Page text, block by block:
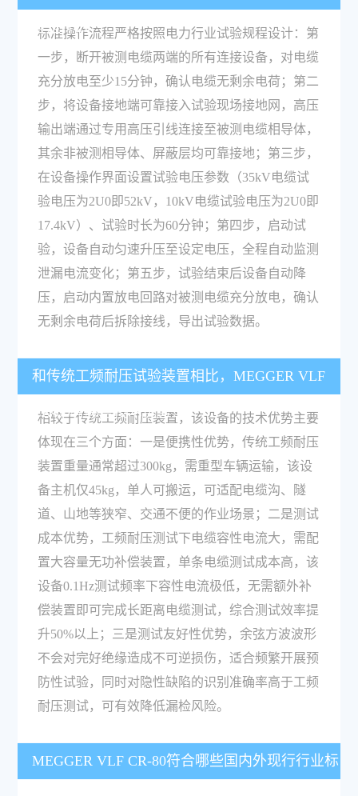
程是什么？
标准操作流程严格按照电力行业试验规程设计：第
一步，断开被测电缆两端的所有连接设备，对电缆
充分放电至少15分钟，确认电缆无剩余电荷；第二
步，将设备接地端可靠接入试验现场接地网，高压
输出端通过专用高压引线连接至被测电缆相导体，
其余非被测相导体、屏蔽层均可靠接地；第三步，
在设备操作界面设置试验电压参数（35kV电缆试
验电压为2U0即52kV，10kV电缆试验电压为2U0即
17.4kV）、试验时长为60分钟；第四步，启动试
验，设备自动匀速升压至设定电压，全程自动监测
泄漏电流变化；第五步，试验结束后设备自动降
压，启动内置放电回路对被测电缆充分放电，确认
无剩余电荷后拆除接线，导出试验数据。
和传统工频耐压试验装置相比，MEGGER VLF
CR-80有哪些技术优势？
相较于传统工频耐压装置，该设备的技术优势主要
体现在三个方面：一是便携性优势，传统工频耐压
装置重量通常超过300kg，需重型车辆运输，该设
备主机仅45kg，单人可搬运，可适配电缆沟、隧
道、山地等狭窄、交通不便的作业场景；二是测试
成本优势，工频耐压测试下电缆容性电流大，需配
置大容量无功补偿装置，单条电缆测试成本高，该
设备0.1Hz测试频率下容性电流极低，无需额外补
偿装置即可完成长距离电缆测试，综合测试效率提
升50%以上；三是测试友好性优势，余弦方波波形
不会对完好绝缘造成不可逆损伤，适合频繁开展预
防性试验，同时对隐性缺陷的识别准确率高于工频
耐压测试，可有效降低漏检风险。
MEGGER VLF CR-80符合哪些国内外现行行业标